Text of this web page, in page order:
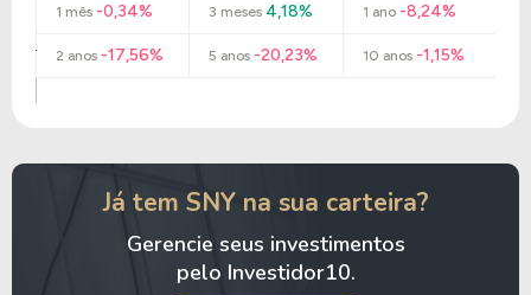
1 mês -0,34% 3 meses 4,18% 1 ano-8,24%
2 anos -17,56% 5 anos -20,23% 10 anos-1,15%
Já tem SNY na sua carteira?
Gerencie seus investimentos
pelo Investidor10.